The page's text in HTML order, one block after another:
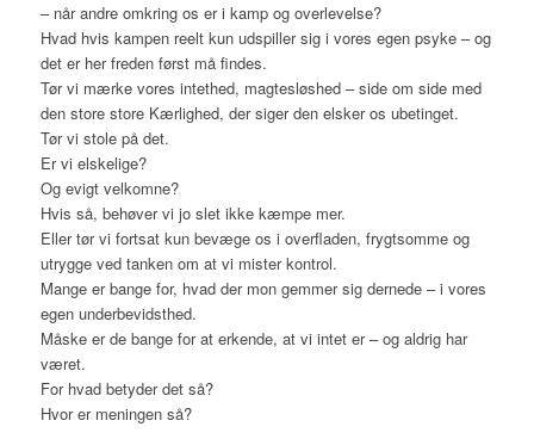
– når andre omkring os er i kamp og overlevelse?
Hvad hvis kampen reelt kun udspiller sig i vores egen psyke – og
det er her freden først må findes.
Tør vi mærke vores intethed, magtesløshed – side om side med
den store store Kærlighed, der siger den elsker os ubetinget.
Tør vi stole på det.
Er vi elskelige?
Og evigt velkomne?
Hvis så, behøver vi jo slet ikke kæmpe mer.
Eller tør vi fortsat kun bevæge os i overfladen, frygtsomme og
utrygge ved tanken om at vi mister kontrol.
Mange er bange for, hvad der mon gemmer sig dernede – i vores
egen underbevidsthed.
Måske er de bange for at erkende, at vi intet er – og aldrig har
været.
For hvad betyder det så?
Hvor er meningen så?